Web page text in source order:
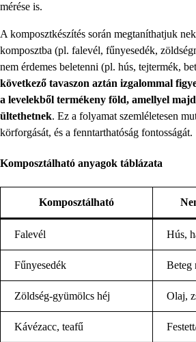
mérése is.
A komposztkészítés során megtaníthatjuk
komposztba (pl. falevél, fűnyesedék,
nem érdemes beletenni (pl. hús, tejtermék,
következő tavaszon aztán izgalommal
a levelekből termékeny föld, amellyel
ültethetnek. Ez a folyamat szemléletesen
körforgását, és a fenntarthatóság fontosságát.
Komposztálható anyagok táblázata
Komposztálható
Falevél Hús,
Fűnyesedék Beteg
Zöldség-gyümölcs héj Olaj,
Kávézacc, teafű